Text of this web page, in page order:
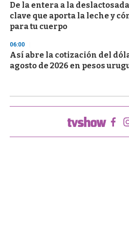
De la entera a la
clave que aporta la leche y
para tu cuerpo
06:00
Así abre la cotización del
agosto de 2026 en pesos